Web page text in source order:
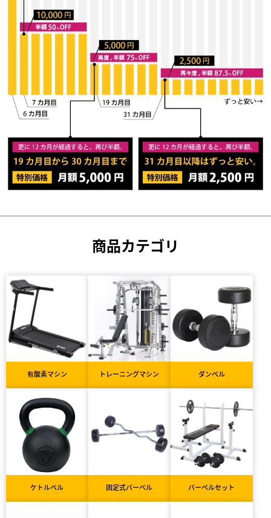
商品カテゴリ
有酸素マシン トレーニングマシン ダンベル
ケトルベル 固定式バーベル バーベルセット